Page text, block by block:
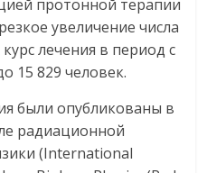
протонной терапии
увеличение числа
лечения в период с
15 829 человек.
были опубликованы в
радиационной
(International